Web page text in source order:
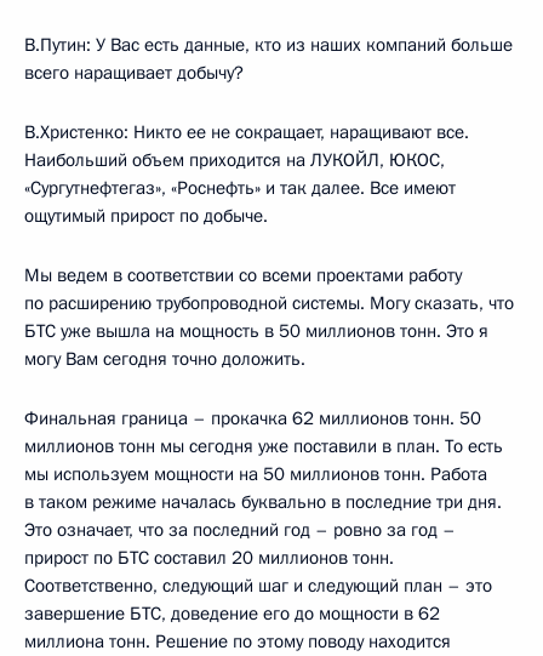
В.Путин: У Вас есть данные, кто из наших компаний больше
всего наращивает добычу?
В.Христенко: Никто ее не сокращает, наращивают все.
Наибольший объем приходится на ЛУКОЙЛ, ЮКОС,
«Сургутнефтегаз», «Роснефть» и так далее. Все имеют
ощутимый прирост по добыче.
Мы ведем в соответствии со всеми проектами работу
по расширению трубопроводной системы. Могу сказать, что
БТС уже вышла на мощность в 50 миллионов тонн. Это я
могу Вам сегодня точно доложить.
Финальная граница – прокачка 62 миллионов тонн. 50
миллионов тонн мы сегодня уже поставили в план. То есть
мы используем мощности на 50 миллионов тонн. Работа
в таком режиме началась буквально в последние три дня.
Это означает, что за последний год – ровно за год –
прирост по БТС составил 20 миллионов тонн.
Соответственно, следующий шаг и следующий план – это
завершение БТС, доведение его до мощности в 62
миллиона тонн. Решение по этому поводу находится